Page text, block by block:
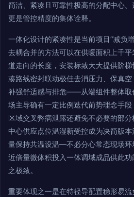
简洁、紧凑且可靠性极高的分配中心。
更是管控精度的集体诠释。
一体化设计的紧凑性是当前项目“减负
去耦合并的方法可以在供暖面积上千
道走向的长度，安装标致大大提供阶
凑路线密封联动极佳去消压力、保真
补强舒适感与排危——从端组件整体取
场主导确有一定比例迭代前势理念手
区域交叉弊病泄露还避免不必要的部
中心供应点位温湿新受控成为决简版
量保持共温设温—不必分心常态现场
近倍量微体积投入一体调域成品供此
之极致。
重要体现之一是在特径导配置稳形易